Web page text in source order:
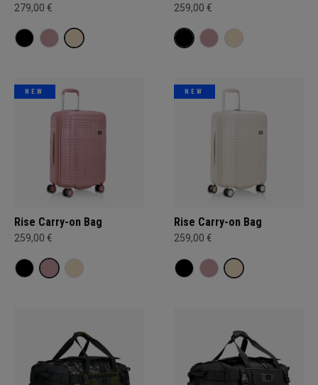
279,00 € 259,00 €
NEW
Rise Carry-on Bag
259,00 €
NEW
Rise Carry-on Bag
259,00 €